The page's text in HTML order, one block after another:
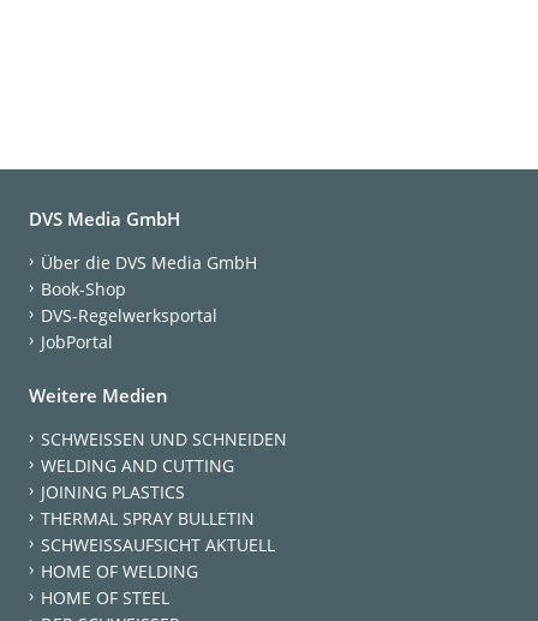
DVS Media GmbH
Über die DVS Media GmbH
Book-Shop
DVS-Regelwerksportal
JobPortal
Weitere Medien
SCHWEISSEN UND SCHNEIDEN
WELDING AND CUTTING
JOINING PLASTICS
THERMAL SPRAY BULLETIN
SCHWEISSAUFSICHT AKTUELL
HOME OF WELDING
HOME OF STEEL